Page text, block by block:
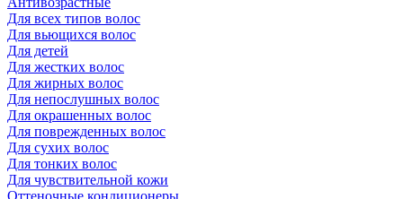
Для всех типов волос
Для вьющихся волос
Для детей
Для жестких волос
Для жирных волос
Для непослушных волос
Для окрашенных волос
Для поврежденных волос
Для сухих волос
Для тонких волос
Для чувствительной кожи
Оттеночные кондиционеры